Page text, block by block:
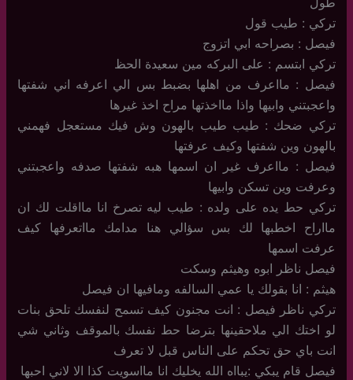
تركي : طيب قول
فيصل : بصراحه ابي اتزوج
تركي ابتسم : على البركه مين سعيدة الحظ
فيصل : مااعرف من اهلها بضبط بس الي اعرفه اني شفتها
واعجبتني وابيها واذا مااخذتها مراح اخذ غيرها
تركي ضحك : طيب طيب بالهون وش فيك مستعجل فهمني
بالهون وين شفتها وكيف عرفتها
فيصل : مااعرف غير ان اسمها هبه شفتها صدفه واعجبتني
وعرفت وين تسكن وابيها
تركي حط يده على ولده : طيب ليه تصرخ انا مااقلت لك ان
مااراح اخطبها لك بس سؤالي هنا مدامك مااتعرفها كيف
عرفت اسمها
فيصل ناظر ابوه وهيثم وسكت
هيثم : انا بقولك يا عمي السالفه ومافيها ان فيصل
تركي ناظر فيصل : انت مجنون كيف تسمح لنفسك تلحق بنات
لو اختك الي ملاحقينها بترضا حط نفسك بالموقف وثاني شي
انت باي حق تحكم على الناس قبل لا تعرف
فيصل قام يبكي :يبااه الله يخليك انا مااسويت كذا الا لاني احبها